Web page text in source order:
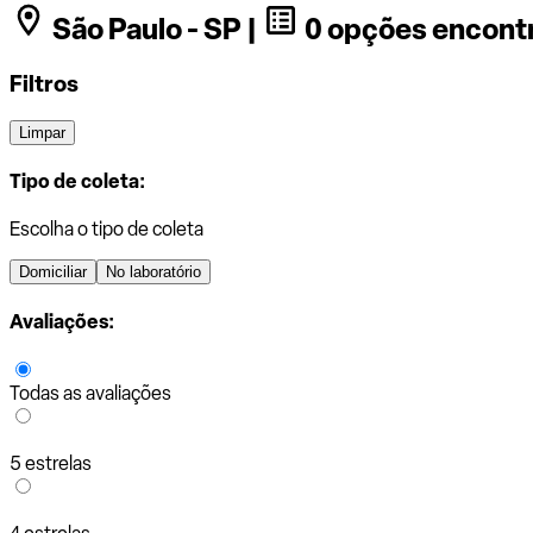
São Paulo - SP |
0 opções
Filtros
Limpar
Tipo de coleta:
Escolha o tipo de coleta
Domiciliar No laboratório
Avaliações:
Todas as avaliações
5 estrelas